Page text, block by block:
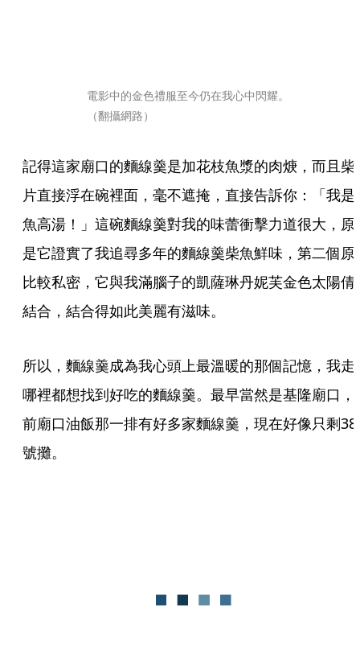
電影中的金色禮服至今仍在我心中閃耀。
（翻攝網路）
記得這家廟口的麵線羹是加花枝魚漿的肉焿，而且柴
片直接浮在碗裡面，毫不遮掩，直接告訴你：「我是
魚高湯！」這碗麵線羹對我的味蕾衝擊力道很大，原
是它證實了我追尋多年的麵線羹柴魚鮮味，第二個原
比較私密，它與我滿腦子的凱薩琳丹妮芙金色太陽倩
結合，結合得如此美麗有滋味。
所以，麵線羹成為我心頭上最溫暖的那個記憶，我走
哪裡都想找到好吃的麵線羹。最早當然是基隆廟口，
前廟口油飯那一排有好多家麵線羹，現在好像只剩38
號攤。